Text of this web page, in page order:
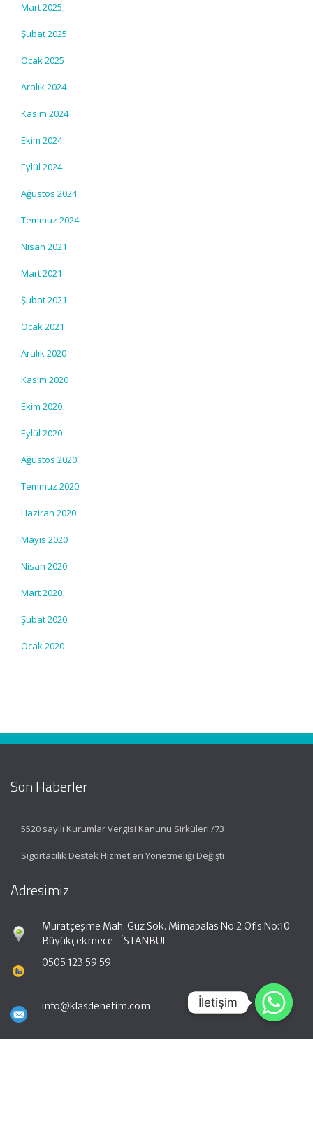
Mart 2025
Şubat 2025
Ocak 2025
Aralık 2024
Kasım 2024
Ekim 2024
Eylül 2024
Ağustos 2024
Temmuz 2024
Nisan 2021
Mart 2021
Şubat 2021
Ocak 2021
Aralık 2020
Kasım 2020
Ekim 2020
Eylül 2020
Ağustos 2020
Temmuz 2020
Haziran 2020
Mayıs 2020
Nisan 2020
Mart 2020
Şubat 2020
Ocak 2020
Son Haberler
5520 sayılı Kurumlar Vergisi Kanunu Sirküleri /73
Sigortacılık Destek Hizmetleri Yönetmeliği Değişti
Adresimiz
Muratçeşme Mah. Güz Sok. Mimapalas No:2 Ofis No:10
Büyükçekmece- İSTANBUL
0505 123 59 59
info@klasdenetim.com İletişim
İletişim